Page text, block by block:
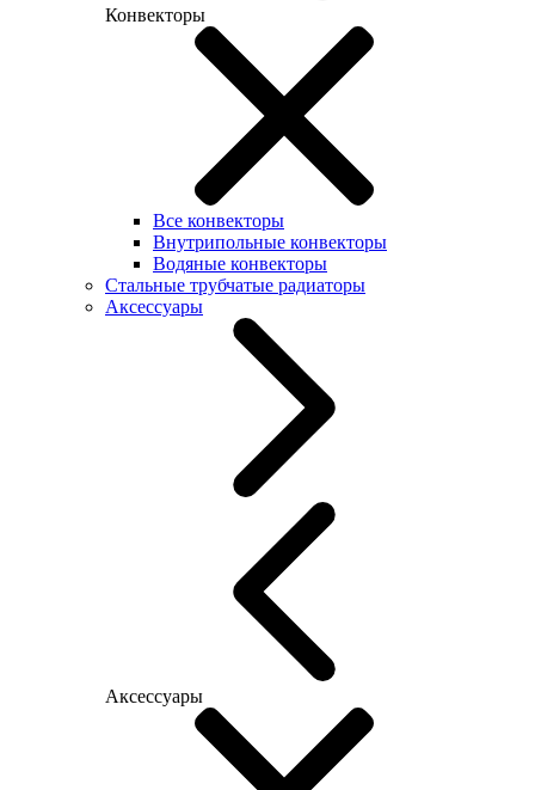
Конвекторы
Все конвекторы
Внутрипольные конвекторы
Водяные конвекторы
Стальные трубчатые радиаторы
Аксессуары
Аксессуары